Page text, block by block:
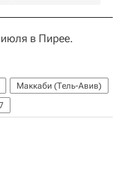
в Пирее.
Маккаби (Тель-Авив)